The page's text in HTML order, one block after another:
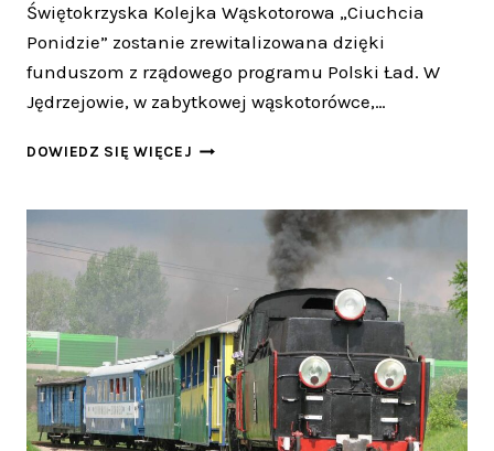
Świętokrzyska Kolejka Wąskotorowa „Ciuchcia
Ponidzie” zostanie zrewitalizowana dzięki
funduszom z rządowego programu Polski Ład. W
Jędrzejowie, w zabytkowej wąskotorówce,…
DOWIEDZ SIĘ WIĘCEJ NOWE
PONIDZIE”